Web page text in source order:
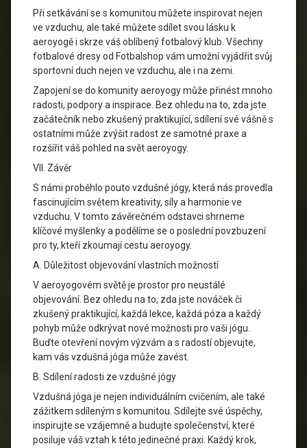
Při setkávání se s komunitou můžete inspirovat nejen
ve vzduchu, ale také můžete sdílet svou lásku k
aeroyogě i skrze váš oblíbený fotbalový klub. Všechny
fotbalové dresy od Fotbalshop vám umožní vyjádřit svůj
sportovní duch nejen ve vzduchu, ale i na zemi.
Zapojení se do komunity aeroyogy může přinést mnoho
radosti, podpory a inspirace. Bez ohledu na to, zda jste
začátečník nebo zkušený praktikující, sdílení své vášně s
ostatními může zvýšit radost ze samotné praxe a
rozšířit váš pohled na svět aeroyogy.
VII. Závěr
S námi proběhlo pouto vzdušné jógy, která nás provedla
fascinujícím světem kreativity, síly a harmonie ve
vzduchu. V tomto závěrečném odstavci shrneme
klíčové myšlenky a podělíme se o poslední povzbuzení
pro ty, kteří zkoumají cestu aeroyogy.
A. Důležitost objevování vlastních možností
V aeroyogovém světě je prostor pro neustálé
objevování. Bez ohledu na to, zda jste nováček či
zkušený praktikující, každá lekce, každá póza a každý
pohyb může odkrývat nové možnosti pro vaši jógu.
Buďte otevření novým výzvám a s radostí objevujte,
kam vás vzdušná jóga může zavést.
B. Sdílení radosti ze vzdušné jógy
Vzdušná jóga je nejen individuálním cvičením, ale také
zážitkem sdíleným s komunitou. Sdílejte své úspěchy,
inspirujte se vzájemně a budujte společenství, které
posiluje váš vztah k této jedinečné praxi. Každý krok,